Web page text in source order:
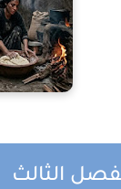
الثالث